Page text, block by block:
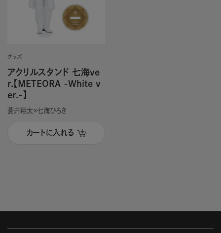
グッズ
アクリルスタンド 七海ve
r.【METEORA -White v
er.-】
蒼井翔太×七海ひろき
カートに入れる